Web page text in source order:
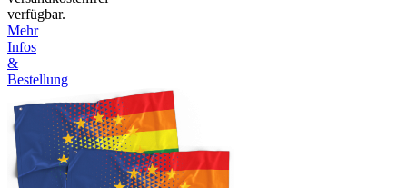
verfügbar.
Mehr
Infos
&
Bestellung